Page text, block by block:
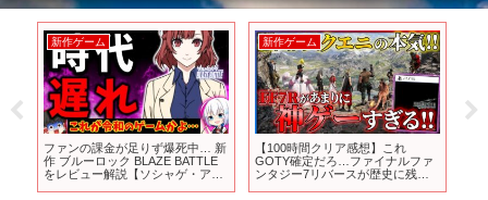
新作ゲーム
ファンの課金が足りず爆死中… 新
作 ブルーロック BLAZE BATTLE
をレビュー解説【ソシャゲ・アプ
新作ゲーム
【100時間クリア感想】これ
GOTY確定だろ…ファイナルファ
ンタジー7リバースが歴史に残る